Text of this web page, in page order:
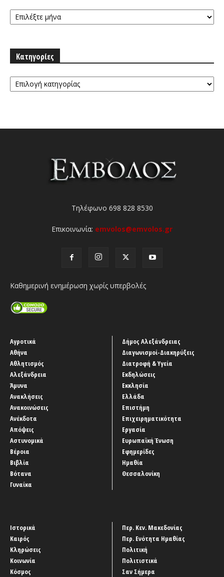
Αρχειοθήκη
Κατηγορίες
Κατηγορίες
Τηλέφωνο 698 828 8530
Επικοινωνία: emvolos@emvolos.gr
Καθημερινή ενημέρωση χωρίς υπερβολές
Αγροτικά
Αθήνα
Αθλητισμός
Αλεξάνδρεια
Άμυνα
Ανακλήσεις
Ανακοινώσεις
Ανέκδοτα
Απόψεις
Αστυνομικά
Βέροια
Βιβλία
Βότανα
Γυναίκα
Δήμος Αλεξάνδρειας
Διαγωνισμοί-Διακηρύξεις
Διατροφή & Υγεία
Εκδηλώσεις
Εκκλησία
Ελλάδα
Επιστήμη
Επιχειρηματικότητα
Εργασία
Ευρωπαϊκή Ένωση
Εφημερίδες
Ημαθία
Θεσσαλονίκη
Ιστορικά
Καιρός
Κληρώσεις
Κοινωνία
Κόσμος
Περ. Κεν. Μακεδονίας
Περ. Ενότητα Ημαθίας
Πολιτική
Πολιτιστικά
Σαν Σήμερα